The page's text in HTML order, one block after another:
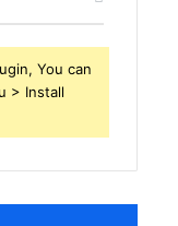
You can
> Install